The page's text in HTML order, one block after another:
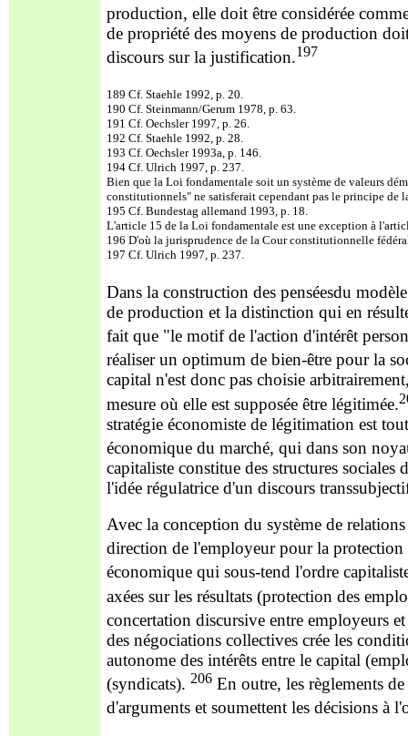
production, elle doit être considérée
de propriété des moyens de production
discours sur la justification.197
189 Cf. Staehle 1992, p. 20.
190 Cf. Steinmann/Gerum 1978, p. 63.
191 Cf. Oechsler 1997, p. 26.
192 Cf. Staehle 1992, p. 28.
193 Cf. Oechsler 1993a, p. 146.
194 Cf. Ulrich 1997, p. 237.
Bien que la Loi fondamentale soit un système de valeurs
constitutionnels" ne satisferait cependant pas le principe de
195 Cf. Bundestag allemand 1993, p. 18.
L'article 15 de la Loi fondamentale est une exception à
196 D'où la jurisprudence de la Cour constitutionnelle
197 Cf. Ulrich 1997, p. 237.
Dans la construction des penséesdu
de production et la distinction qui en
fait que "le motif de l'action d'intérêt
réaliser un optimum de bien-être pour la
capital n'est donc pas choisie
mesure où elle est supposée être légitimée.
stratégie économiste de légitimation est
économique du marché, qui dans son
capitaliste constitue des structures
l'idée régulatrice d'un discours
Avec la conception du système de
direction de l'employeur pour la protection
économique qui sous-tend l'ordre
axées sur les résultats (protection des
concertation discursive entre employeurs
des négociations collectives crée les
autonome des intérêts entre le capital
(syndicats). 206 En outre, les règlements
d'arguments et soumettent les décisions à